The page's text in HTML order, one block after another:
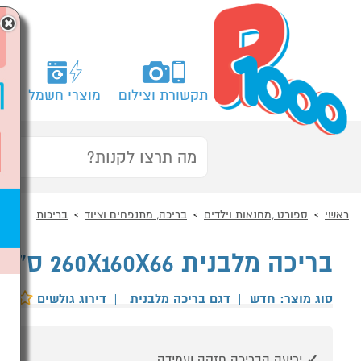
תקשורת וצילום מוצרי חשמל
ראשי ספורט ,מחנאות וילדים בריכה, מתנפחים וציוד בריכות
בריכה מלבנית 260X160X66 ס"מ מבית SUMMER WAVES
סוג מוצר: חדש | דגם בריכה מלבנית | דירוג גולשים
×